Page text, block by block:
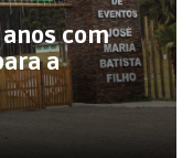
com
a